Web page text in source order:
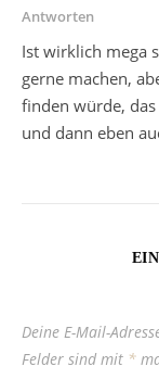
Antworten
Ist wirklich mega
gerne machen,
finden würde,
und dann eben
Deine E-Mail-
Felder sind mit *